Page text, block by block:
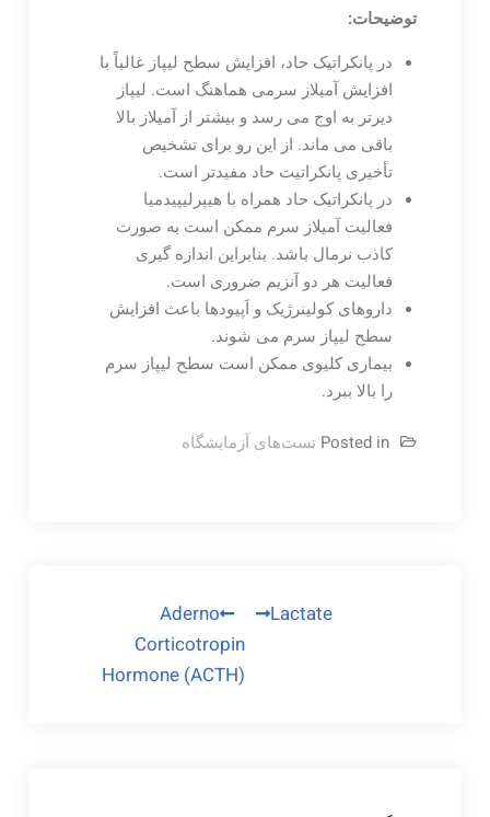
توضیحات:
در پانکراتیک حاد، افزایش سطح لیپاز غالباً با
افزایش آمیلاز سرمی هماهنگ است. لیپاز
دیرتر به اوج می رسد و بیشتر از آمیلاز بالا
باقی می ماند. از این رو برای تشخیص
تأخیری پانکراتیت حاد مفیدتر است.
در پانکراتیک حاد همراه با هیپرلیپیدمیا
فعالیت آمیلاز سرم ممکن است به صورت
کاذب نرمال باشد. بنابراین اندازه گیری
فعالیت هر دو آنزیم ضروری است.
داروهای کولینرژیک و اَپیودها باعث افزایش
سطح لیپاز سرم می شوند.
بیماری کلیوی ممکن است سطح لیپاز سرم
را بالا ببرد.
Posted in تست‌های آزمایشگاه
Aderno
Corticotropin
Hormone (ACTH)
Lactate